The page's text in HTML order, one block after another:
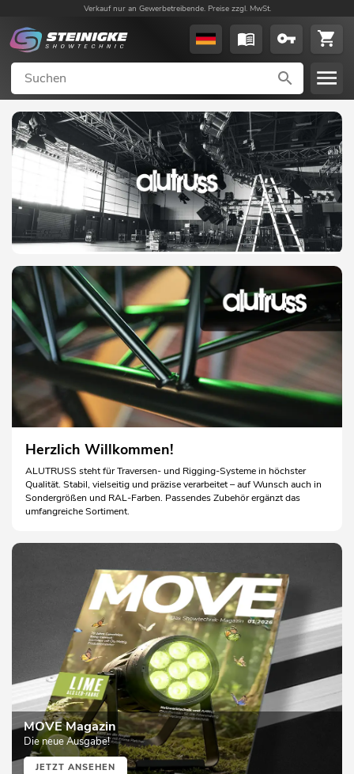
Verkauf nur an Gewerbetreibende. Preise zzgl. MwSt.
Herzlich Willkommen!
ALUTRUSS steht für Traversen- und Rigging-Systeme in höchster
Qualität. Stabil, vielseitig und präzise verarbeitet – auf Wunsch auch in
Sondergrößen und RAL-Farben. Passendes Zubehör ergänzt das
umfangreiche Sortiment.
MOVE Magazin
Die neue Ausgabe!
JETZT ANSEHEN